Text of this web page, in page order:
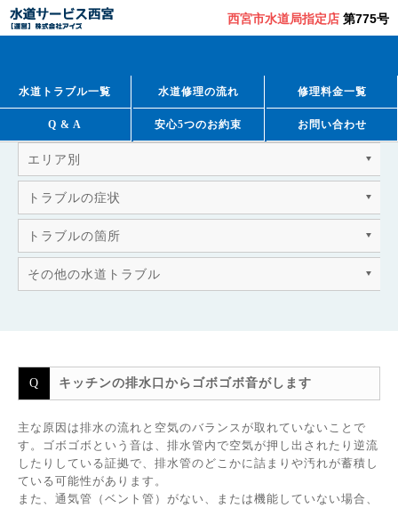
西宮市水道局指定店 第775号
水道トラブル一覧 水道修理の流れ 修理料金一覧
Q & A 安心5つのお約束 お問い合わせ
エリア別
トラブルの症状
トラブルの箇所
その他の水道トラブル
キッチンの排水口からゴボゴボ音がします
主な原因は排水の流れと空気のバランスが取れていないことで
す。ゴボゴボという音は、排水管内で空気が押し出されたり逆流
したりしている証拠で、排水管のどこかに詰まりや汚れが蓄積し
ている可能性があります。
また、通気管（ベント管）がない、または機能していない場合、